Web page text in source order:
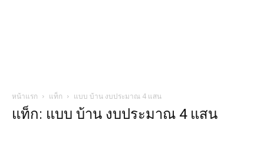
หน้าแรก แท็ก แบบ บ้าน งบประมาณ 4 แสน
แท็ก: แบบ บ้าน งบประมาณ 4 แสน